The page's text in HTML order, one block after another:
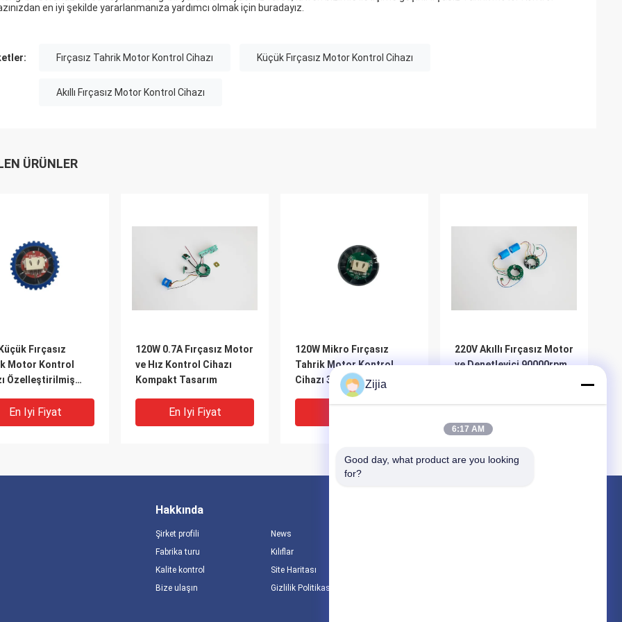
en iyi şekilde yararlanmanıza yardımcı olmak için buradayız.
Fırçasız Tahrik Motor Kontrol Cihazı Küçük Fırçasız Motor Kontrol Cihazı
Akıllı Fırçasız Motor Kontrol Cihazı
ÜRÜNLER
Fırçasız
Motor Kontrol
Özelleştirilmiş
En Iyi Fiyat
120W 0.7A Fırçasız Motor
ve Hız Kontrol Cihazı
Kompakt Tasarım
En Iyi Fiyat
120W Mikro Fırçasız
Tahrik Motor Kontrol
Cihazı 310VDC, %80
220V Akıllı Fırçasız Motor
ve Denetleyici 90000rpm
Hakkında
Şirket profili
Fabrika turu
Kalite kontrol
Bize ulaşın
News
Kılıflar
Site Haritası
Gizlilik Politikası
Zijia
6:17 AM
Good day, what product are you looking
for?